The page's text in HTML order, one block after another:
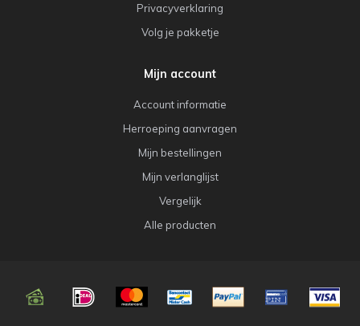
Privacyverklaring
Volg je pakketje
Mijn account
Account informatie
Herroeping aanvragen
Mijn bestellingen
Mijn verlanglijst
Vergelijk
Alle producten